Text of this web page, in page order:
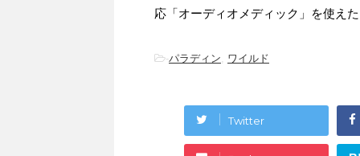
応「オーディオメディック」を使え
-パラディン, ワイルド
Twitter